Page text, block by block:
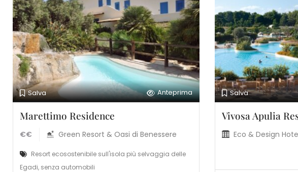
Salva Anteprima
Marettimo Residence
€€ Green Resort & Oasi di Benessere
Resort ecosostenibile sull'isola più selvaggia delle
Egadi, senza automobili
Salva
Vivosa Apulia
Eco & Design